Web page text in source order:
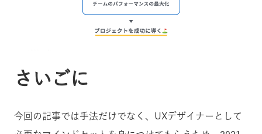
さいごに
今回の記事では手法だけでなく、UXデザイナーとして